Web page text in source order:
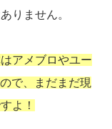
りません。
アメブロやユー
で、まだまだ現
よ！